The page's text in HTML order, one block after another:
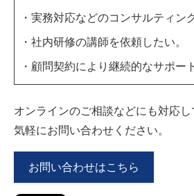
・実務対応などのコンサルティン
・社内研修の講師を依頼したい。
・顧問契約により継続的なサポー
オンラインのご相談などにも対応
気軽にお問い合わせください。
お問い合わせはこちら